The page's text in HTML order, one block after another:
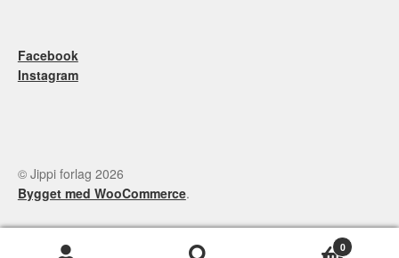
Facebook
Instagram
© Jippi forlag 2026
Bygget med WooCommerce.
0